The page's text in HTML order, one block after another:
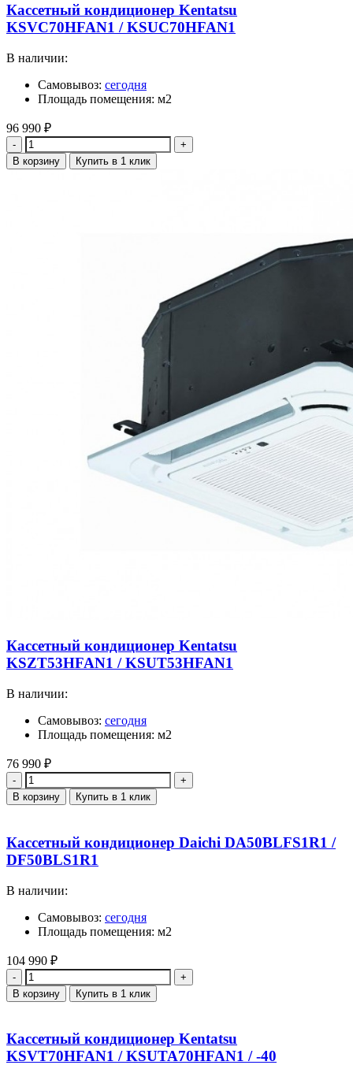
Кассетный кондиционер Kentatsu
KSVC70HFAN1 / KSUC70HFAN1
В наличии:
Самовывоз: сегодня
Площадь помещения: м2
96 990 ₽
Количество
В корзину Купить в 1 клик
Кассетный кондиционер Kentatsu
KSZT53HFAN1 / KSUT53HFAN1
В наличии:
Самовывоз: сегодня
Площадь помещения: м2
76 990 ₽
Количество
В корзину Купить в 1 клик
Кассетный кондиционер Daichi DA50BLFS1R1 /
DF50BLS1R1
В наличии:
Самовывоз: сегодня
Площадь помещения: м2
104 990 ₽
Количество
В корзину Купить в 1 клик
Кассетный кондиционер Kentatsu
KSVT70HFAN1 / KSUTA70HFAN1 / -40